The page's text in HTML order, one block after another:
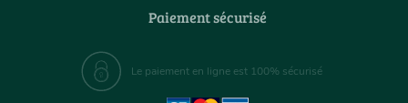
Paiement sécurisé
Le paiement en ligne est 100% sécurisé